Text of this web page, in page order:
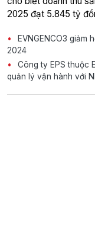
2025 đạt 5.845 tỷ
EVNGENCO3 giảm
2024
Công ty EPS thuộc
quản lý vận hành với